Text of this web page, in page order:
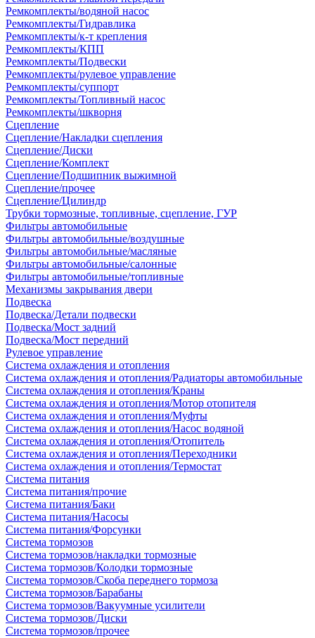
Ремкомплекты/водяной насос
Ремкомплекты/Гидравлика
Ремкомплекты/к-т крепления
Ремкомплекты/КПП
Ремкомплекты/Подвески
Ремкомплекты/рулевое управление
Ремкомплекты/суппорт
Ремкомплекты/Топливный насос
Ремкомплекты/шкворня
Сцепление
Сцепление/Накладки сцепления
Сцепление/Диски
Сцепление/Комплект
Сцепление/Подшипник выжимной
Сцепление/прочее
Сцепление/Цилиндр
Трубки тормозные, топливные, сцепление, ГУР
Фильтры автомобильные
Фильтры автомобильные/воздушные
Фильтры автомобильные/масляные
Фильтры автомобильные/салонные
Фильтры автомобильные/топливные
Механизмы закрывания двери
Подвеска
Подвеска/Детали подвески
Подвеска/Мост задний
Подвеска/Мост передний
Рулевое управление
Система охлаждения и отопления
Система охлаждения и отопления/Радиаторы автомобильные
Система охлаждения и отопления/Краны
Система охлаждения и отопления/Мотор отопителя
Система охлаждения и отопления/Муфты
Система охлаждения и отопления/Насос водяной
Система охлаждения и отопления/Отопитель
Система охлаждения и отопления/Переходники
Система охлаждения и отопления/Термостат
Система питания
Система питания/прочие
Система питания/Баки
Система питания/Насосы
Система питания/Форсунки
Система тормозов
Система тормозов/накладки тормозные
Система тормозов/Колодки тормозные
Система тормозов/Скоба переднего тормоза
Система тормозов/Барабаны
Система тормозов/Вакуумные усилители
Система тормозов/Диски
Система тормозов/прочее